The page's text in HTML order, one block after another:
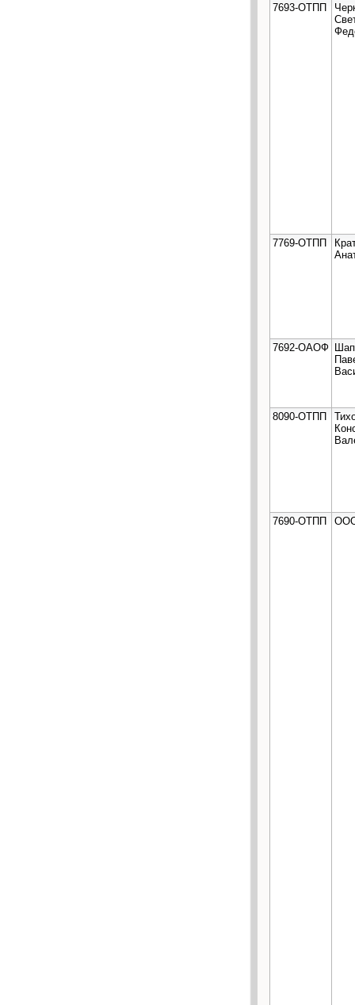
7693-ОТПП
7769-ОТПП
7692-ОАОФ
8090-ОТПП
7690-ОТПП